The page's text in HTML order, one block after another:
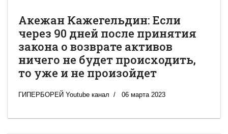
Акежан Кажегельдин: Если
через 90 дней после принятия
закона о возврате активов
ничего не будет происходить,
то уже и не произойдет
ГИПЕРБОРЕЙ Youtube канал 06 марта 2023